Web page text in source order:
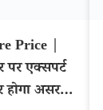
Price |
एक्सपर्ट
होगा असर –